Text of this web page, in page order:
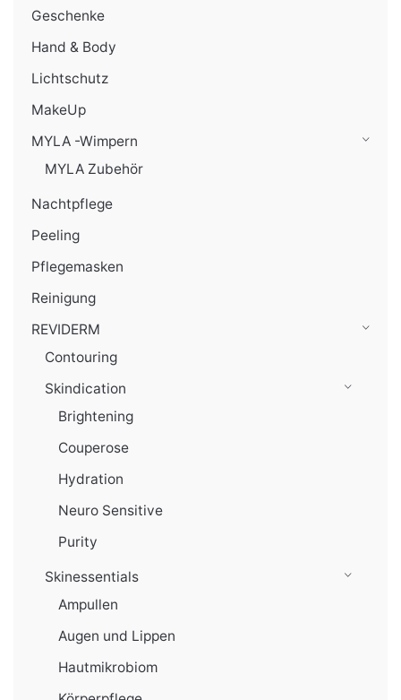
Geschenke
Hand & Body
Lichtschutz
MakeUp
MYLA -Wimpern
MYLA Zubehör
Nachtpflege
Peeling
Pflegemasken
Reinigung
REVIDERM
Contouring
Skindication
Brightening
Couperose
Hydration
Neuro Sensitive
Purity
Skinessentials
Ampullen
Augen und Lippen
Hautmikrobiom